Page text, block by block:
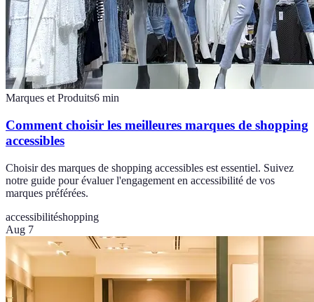
Marques et Produits6 min
Comment choisir les meilleures marques de shopping
accessibles
Choisir des marques de shopping accessibles est essentiel. Suivez
notre guide pour évaluer l'engagement en accessibilité de vos
marques préférées.
accessibilitéshopping
Aug 7